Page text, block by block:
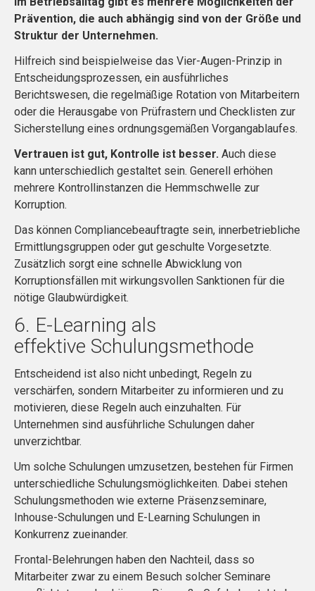
Prävention, die auch abhängig sind von der Größe und
Struktur der Unternehmen.
Hilfreich sind beispielweise das Vier-Augen-Prinzip in
Entscheidungsprozessen, ein ausführliches
Berichtswesen, die regelmäßige Rotation von Mitarbeitern
oder die Herausgabe von Prüfrastern und Checklisten zur
Sicherstellung eines ordnungsgemäßen Vorgangablaufes.
Vertrauen ist gut, Kontrolle ist besser. Auch diese
kann unterschiedlich gestaltet sein. Generell erhöhen
mehrere Kontrollinstanzen die Hemmschwelle zur
Korruption.
Das können Compliancebeauftragte sein, innerbetriebliche
Ermittlungsgruppen oder gut geschulte Vorgesetzte.
Zusätzlich sorgt eine schnelle Abwicklung von
Korruptionsfällen mit wirkungsvollen Sanktionen für die
nötige Glaubwürdigkeit.
6. E-Learning als
effektive Schulungsmethode
Entscheidend ist also nicht unbedingt, Regeln zu
verschärfen, sondern Mitarbeiter zu informieren und zu
motivieren, diese Regeln auch einzuhalten. Für
Unternehmen sind ausführliche Schulungen daher
unverzichtbar.
Um solche Schulungen umzusetzen, bestehen für Firmen
unterschiedliche Schulungsmöglichkeiten. Dabei stehen
Schulungsmethoden wie externe Präsenzseminare,
Inhouse-Schulungen und E-Learning Schulungen in
Konkurrenz zueinander.
Frontal-Belehrungen haben den Nachteil, dass so
Mitarbeiter zwar zu einem Besuch solcher Seminare